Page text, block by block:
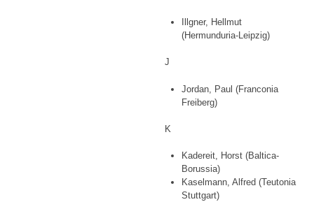
Illgner, Hellmut
(Hermunduria-Leipzig)
J
Jordan, Paul (Franconia
Freiberg)
K
Kadereit, Horst (Baltica-
Borussia)
Kaselmann, Alfred (Teutonia
Stuttgart)